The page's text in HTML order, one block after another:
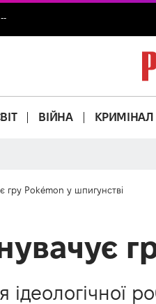
ВІЙНА КРИМІНАЛ
гру Pokémon у шпигунстві
ідеологічної